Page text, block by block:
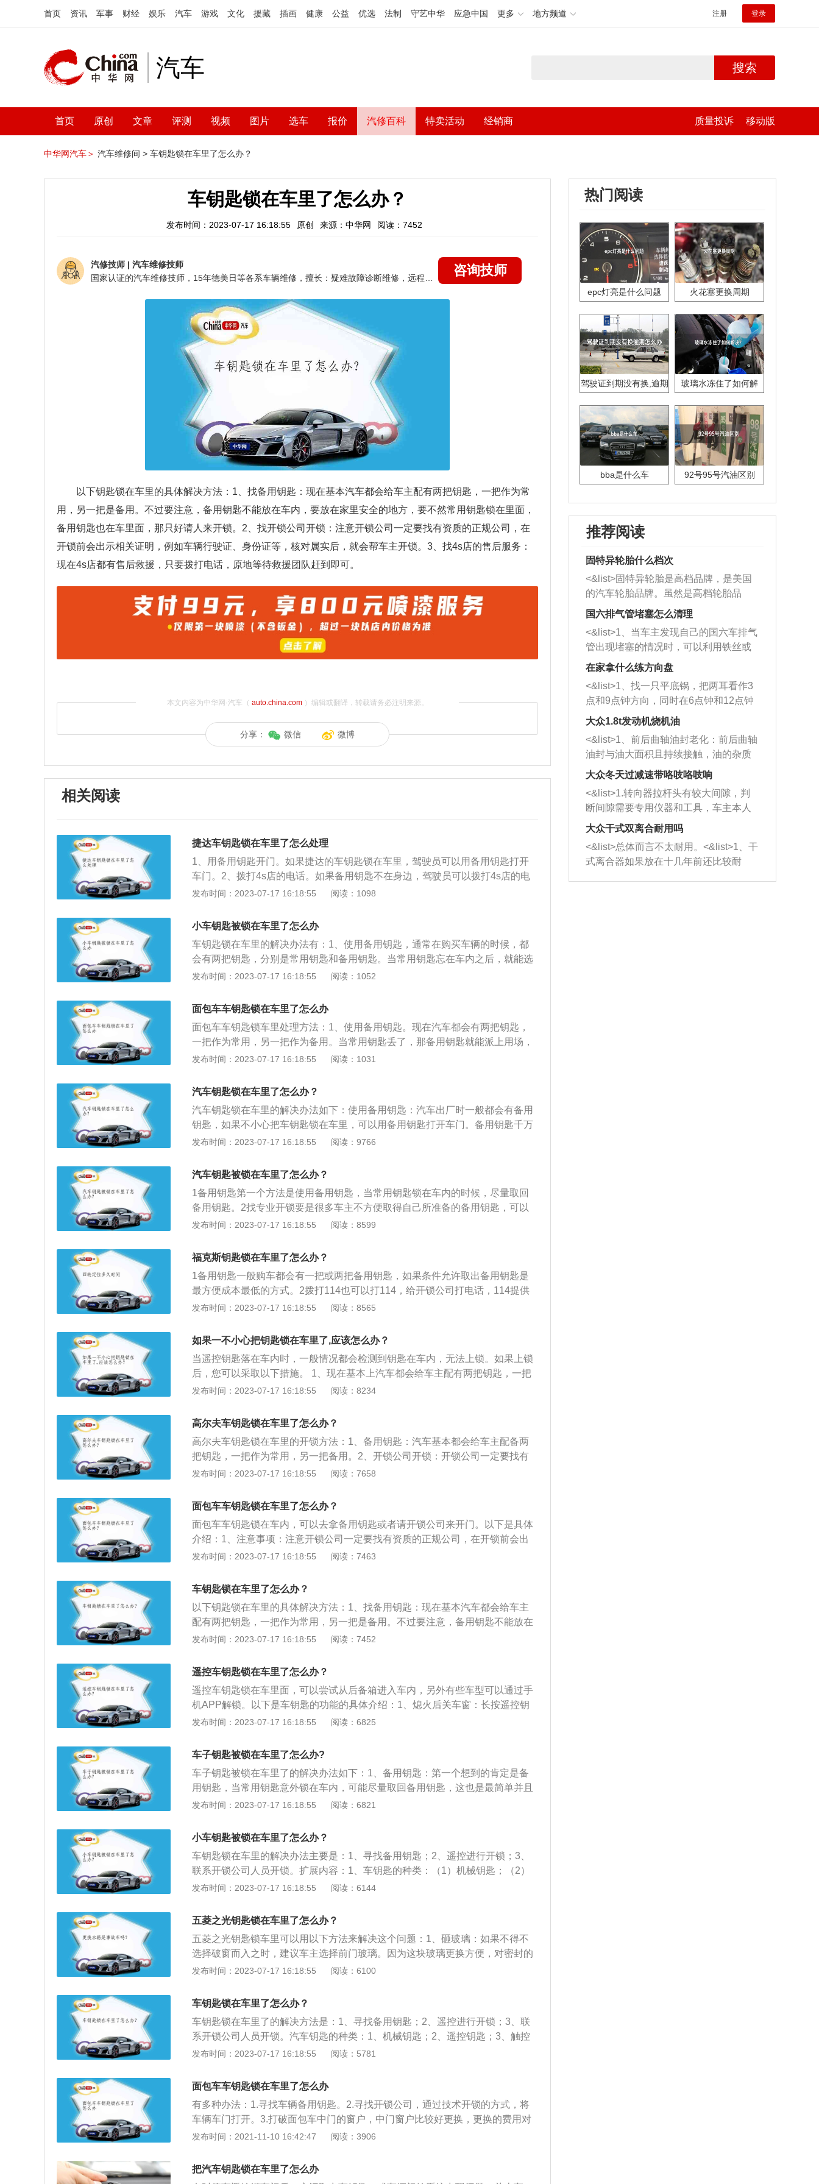
首页 资讯 军事 财经 娱乐 汽车 游戏 文化 援藏 插画 健康 公益 优选 法制 守艺中华 应急中国 更多 地方频道 注册 登录
汽车 搜索
首页 原创 文章 评测 视频 图片 选车 报价 汽修百科 特卖活动 经销商 质量投诉 移动版
中华网汽车＞ 汽车维修间 > 车钥匙锁在车里了怎么办？
车钥匙锁在车里了怎么办？
发布时间：2023-07-17 16:18:55 原创 来源：中华网 阅读：7452
汽修技师 | 汽车维修技师
咨询技师
以下钥匙锁在车里的具体解决方法：1、找备用钥匙：现在基本汽车都会给车主配有两把钥匙，一把作为常
用，另一把是备用。不过要注意，备用钥匙不能放在车内，要放在家里安全的地方，要不然常用钥匙锁在里面，
备用钥匙也在车里面，那只好请人来开锁。2、找开锁公司开锁：注意开锁公司一定要找有资质的正规公司，在
开锁前会出示相关证明，例如车辆行驶证、身份证等，核对属实后，就会帮车主开锁。3、找4s店的售后服务：
现在4s店都有售后救援，只要拨打电话，原地等待救援团队赶到即可。
本文内容为中华网·汽车（ auto.china.com）编辑或翻译，转载请务必注明来源。
分享： 微信 微博
相关阅读
捷达车钥匙锁在车里了怎么处理
1、用备用钥匙开门。如果捷达的车钥匙锁在车里，驾驶员可以用备用钥匙打开
车门。2、拨打4s店的电话。如果备用钥匙不在身边，驾驶员可以拨打4s店的电
话，请求救援。3、用铁丝打开车门。因为铁丝具有可塑性，驾驶员可以把铁丝
碎三角窗。如果实在没办法，驾驶员可以用石头或铁条等工具砸碎后三角窗，再
把手臂伸进去，拉动里面的把手，把车门打开。5、找开锁公司。驾驶员可以找
开锁公司开锁，一定要找有资质的正规开锁公司。驾驶员要注意遥控钥匙的保
养，不要总是把钥匙和金属物体放在一起，否则可能会对钥匙的无线电波的传播
造成影响，钥匙可能会失灵。也不要把钥匙与电子设备放在一起，否则会导致智
或遇到剧烈碰撞时，很容易损坏，驾驶员一定要保管好钥匙。
发布时间：2023-07-17 16:18:55 阅读：1098
小车钥匙被锁在车里了怎么办
车钥匙锁在车里的解决办法有：1、使用备用钥匙，通常在购买车辆的时候，都
会有两把钥匙，分别是常用钥匙和备用钥匙。当常用钥匙忘在车内之后，就能选
择备用钥匙开门。所以备用钥匙一般都放在家里，最好不要像普通钥匙一样随身
找专业的开锁公司帮忙，并且开锁公司必须要在公安局内备案，这样才会更有保
障性。3、使用手机遥控，如果车辆有安装汽车云钥匙系统的情况下，此时就能
使用手机遥控开锁。不过需要注意如果车辆所在的区域信号不是很好，或者周边
有干扰设备，可能就会导致手机遥控开锁效果并不理想。汽车云钥匙是继机械钥
匙，电子钥匙，智能钥匙之后的第四代汽车钥匙。配合硬件设备通过手机就可以
4、找厂家帮忙，如果车主没有找到备用钥匙，此时就能找厂家帮忙。根据车辆
的具体型号，明确了解清楚车钥匙的类型，然后携带机动车驾驶证、身份证等资
料，前往厂家配备新的钥匙。5、切断电源，目前大部分汽车锁钥匙都是电控
电，车门上的电子锁就会失效，就可以打开车，恢复供电了。6、砸玻璃，实在
维修率不高不能砸，最好砸车门玻璃。
发布时间：2023-07-17 16:18:55 阅读：1052
面包车车钥匙锁在车里了怎么办
面包车车钥匙锁车里处理方法：1、使用备用钥匙。现在汽车都会有两把钥匙，
一把作为常用，另一把作为备用。当常用钥匙丢了，那备用钥匙就能派上用场，
自己回去或者叫家人送来备用钥匙就可以打开车门。2、向4S店请求救援。如果
在有些高端车型安装了汽车联网的远程系统，如果汽车真的被误锁了，可以通过
厂家的售后服务系统进行电话求助，就可以顺利开锁。3、请开锁公司过来开
锁。开锁公司一定要找有资质的正规公司，他们在开锁前会出示相关证明，例如
车辆行驶证、身份证等，核对属实后，他们就会帮助开锁。4、砸玻璃。砸玻璃
是最快的方式，但是这种方法需要安装新玻璃的费用。现在有部分汽车有自动落
自己启动。所以这类车型的车主们要注意，离开车之前，一定要检查车钥匙是否
在手里。用实体钥匙启动车型的车主，则需要在熄火后拔出钥匙，并将钥匙带
走。
发布时间：2023-07-17 16:18:55 阅读：1031
汽车钥匙锁在车里了怎么办？
汽车钥匙锁在车里的解决办法如下：使用备用钥匙：汽车出厂时一般都会有备用
钥匙，如果不小心把车钥匙锁在车里，可以用备用钥匙打开车门。备用钥匙千万
不要放在车内，一定要放在家里安全的地方。找开锁公司：找开锁公司一定要找
部分车型的车门玻璃和车身之间有密封条，可以扯掉车窗的密封条，然后用铅丝
或者细绳在门钥匙位置顺着车窗缝隙往下放，套到车门栓后往上一拉即可打开车
门。砸玻璃：如果位置很偏僻，只能砸车玻璃，砸的时候要快准狠，一步到位，
以免误伤。
发布时间：2023-07-17 16:18:55 阅读：9766
汽车钥匙被锁在车里了怎么办？
1备用钥匙第一个方法是使用备用钥匙，当常用钥匙锁在车内的时候，尽量取回
备用钥匙。2找专业开锁要是很多车主不方便取得自己所准备的备用钥匙，可以
选择找专业的开锁公司帮忙。3砸开玻璃前门玻璃更换方便些，岁密封影响不
发布时间：2023-07-17 16:18:55 阅读：8599
福克斯钥匙锁在车里了怎么办？
1备用钥匙一般购车都会有一把或两把备用钥匙，如果条件允许取出备用钥匙是
最方便成本最低的方式。2拨打114也可以打114，给开锁公司打电话，114提供
的都是公安部门备案过的开锁公司。
发布时间：2023-07-17 16:18:55 阅读：8565
如果一不小心把钥匙锁在车里了,应该怎么办？
当遥控钥匙落在车内时，一般情况都会检测到钥匙在车内，无法上锁。如果上锁
后，您可以采取以下措施。 1、现在基本上汽车都会给车主配有两把钥匙，一把
作为常用，另一把是备用的。不过我们要注意，备用钥匙不要放在车内，要放在
开锁公司。在开锁前需要你出示相关证明，例如车辆行驶证、身份证等，核对属
实后，他们就会帮你开锁。开锁的价格有高有低，一般会根据开锁难度以及车辆
档次来定价。3、向4S店求助，现在4S店都有售后救援，只要你拨打电话，原地
等待救援团队赶到即可。车钥匙被锁在车里应该如何解决，你学会了吗？
发布时间：2023-07-17 16:18:55 阅读：8234
高尔夫车钥匙锁在车里了怎么办？
高尔夫车钥匙锁在车里的开锁方法：1、备用钥匙：汽车基本都会给车主配备两
把钥匙，一把作为常用，另一把备用。2、开锁公司开锁：开锁公司一定要找有
资质的正规公司，开锁前车主需要出示相关证明，例如车辆行驶证、身份证等。
可。4、使用铅丝开车门：一般车门贴合后，车门玻璃和车身之间有密封条，可
以扯掉车窗的密封条，用铅丝或者细绳在门钥匙位置顺着车窗缝隙往下放，套到
车门栓后往上拉即可打开车门，此方法并非所有车型都能操作。
发布时间：2023-07-17 16:18:55 阅读：7658
面包车车钥匙锁在车里了怎么办？
面包车车钥匙锁在车内，可以去拿备用钥匙或者请开锁公司来开门。以下是具体
介绍：1、注意事项：注意开锁公司一定要找有资质的正规公司，在开锁前会出
示相关证明，例如车辆行驶证、身份证等，核对属实后，就会帮助开锁。2、备
便捷。如果没有拿备用钥匙可以给4S店打电话，救援团队能够及时赶到解决车主
问题。
发布时间：2023-07-17 16:18:55 阅读：7463
车钥匙锁在车里了怎么办？
以下钥匙锁在车里的具体解决方法：1、找备用钥匙：现在基本汽车都会给车主
配有两把钥匙，一把作为常用，另一把是备用。不过要注意，备用钥匙不能放在
车内，要放在家里安全的地方，要不然常用钥匙锁在里面，备用钥匙也在车里
正规公司，在开锁前会出示相关证明，例如车辆行驶证、身份证等，核对属实
后，就会帮车主开锁。3、找4s店的售后服务：现在4s店都有售后救援，只要拨
打电话，原地等待救援团队赶到即可。
发布时间：2023-07-17 16:18:55 阅读：7452
遥控车钥匙锁在车里了怎么办？
遥控车钥匙锁在车里面，可以尝试从后备箱进入车内，另外有些车型可以通过手
机APP解锁。以下是车钥匙的功能的具体介绍：1、熄火后关车窗：长按遥控钥
匙上的锁车键，即可关上车窗。普通家轿上也有可能配备。2、停车场寻车：部
刺耳的鸣笛声告知它所在的位置，方便在车较多的地方快速找到汽车。3、自动
开后备厢：很多车型的遥控钥匙上有一个开启后备厢的按键，长按后备厢开锁
键，后备厢会自动打开。4、无钥匙进入：需要携带汽车钥匙，车钥匙靠近汽车
会自动和汽车的解码器匹配，按汽车门把手上的解锁按钮即可解锁。
发布时间：2023-07-17 16:18:55 阅读：6825
车子钥匙被锁在车里了怎么办?
车子钥匙被锁在车里了的解决办法如下：1、备用钥匙：第一个想到的肯定是备
用钥匙，当常用钥匙意外锁在车内，可能尽量取回备用钥匙，这也是最简单并且
损失最小的办法。所以开车时备用钥匙尽量不要带在身上以免丢失后造成不必要
量”的车窗下手。方法是拿一个长点的比较坚硬的铁丝顺着缝隙插进去，如果车子
在着车状态下，将铁丝的插到门窗控制器上，按一下窗户便可打开。3、从玻璃
找突破点：擦净门窗玻璃，然后张开双手，手掌贴紧玻璃上下摇晃，并慢慢往下
拉，玻璃有时会逐渐往下沉，一旦出现空隙，就可以用铁丝够到钥匙或打开车
门。
发布时间：2023-07-17 16:18:55 阅读：6821
小车钥匙被锁在车里了怎么办？
车钥匙锁在车里的解决办法主要是：1、寻找备用钥匙；2、遥控进行开锁；3、
联系开锁公司人员开锁。扩展内容：1、车钥匙的种类：（1）机械钥匙；（2）
遥控钥匙；（3）触控液晶屏钥匙；（4）智能手环钥匙。2、车钥匙的工作原理
码，由该系统的执行器执行开锁闭锁的动作。3、车钥匙的功能是：（1）利用遥
控报警装置，快速寻找车辆；（2）熄火后关车窗；（3）自动打开后备箱；
（4）选择性打开驾驶室车门。
发布时间：2023-07-17 16:18:55 阅读：6144
五菱之光钥匙锁在车里了怎么办？
五菱之光钥匙锁车里可以用以下方法来解决这个问题：1、砸玻璃：如果不得不
选择破窗而入之时，建议车主选择前门玻璃。因为这块玻璃更换方便，对密封的
影响不大。切记不要徒手砸，避免受伤。2、找开锁公司：找开锁公司，可以不
打当地110，让警方帮助推荐开锁公司。这样避免了遇到一些没有资质，或者有
不法企图的非法开锁公司。4、备用钥匙：当常用钥匙意外锁在车内，可能的话
尽量取回备用钥匙，这也是最简单并且损失最小的办法。但有的备用钥匙只能打
开车门和启动发动机，而无法开启行李舱和杂物箱。
发布时间：2023-07-17 16:18:55 阅读：6100
车钥匙锁在车里了怎么办？
车钥匙锁在车里了的解决方法是：1、寻找备用钥匙；2、遥控进行开锁；3、联
系开锁公司人员开锁。汽车钥匙的种类：1、机械钥匙；2、遥控钥匙；3、触控
液晶屏钥匙；4、智能手环钥匙。汽车钥匙的工作原理是：钥匙发出电波，由汽
开锁闭锁的动作。汽车钥匙的功能是：1、利用遥控报警装置，快速寻找车辆；
2、熄火后关车窗；3、自动打开后备箱；4、选择性打开驾驶室车门。
发布时间：2023-07-17 16:18:55 阅读：5781
面包车车钥匙锁在车里了怎么办
有多种办法：1.寻找车辆备用钥匙。2.寻找开锁公司，通过技术开锁的方式，将
车辆车门打开。3.打破面包车中门的窗户，中门窗户比较好更换，更换的费用对
比于前排玻璃也会少一些。离开车辆时一定要携带钥匙，避免出现误锁的情况。
车辆的常用钥匙出现丢失的时候，可以使用备用钥匙打开车辆，如果备用钥匙放
在家中，可以让家里人来送过来，备用钥匙千万不要放在车辆里面，如果两把钥
发布时间：2021-11-10 16:42:47 阅读：3906
把汽车钥匙锁在车里了怎么办
热门阅读
epc灯亮是什么问题 火花塞更换周期
驾驶证到期没有换,逾期
玻璃水冻住了如何解
bba是什么车 92号95号汽油区别
推荐阅读
固特异轮胎什么档次
<&list>固特异轮胎是高档品牌，是美国
的汽车轮胎品牌。虽然是高档轮胎品
牌，但是中高低端的轮胎都有生产，这
也是为了更好的开拓市场。
国六排气管堵塞怎么清理
<&list>1、当车主发现自己的国六车排气
管出现堵塞的情况时，可以利用铁丝或
者是细棍，直接将杂物给取出来，如果
堵塞情况比较严重，也可以采取应急措
施。 <&list>2、直接利用木棍将所有的
杂物推到排气管里面的位置处，然后将
三元催化器拆解开，就可以将堵塞的东
西取出来。但如果是因为积碳过多引起
的堵塞，就需要将三元催化器泡在草酸
洗剂对堵塞的情况得到解决，将清洗剂
放在燃油箱中，与燃油混合后，车辆启
动时，就可以和汽油一起进入到燃烧
室，最后形成废气排出，就可以让三元
催化器得到清洗，排气管堵塞的情况就
能够得到解决。
在家拿什么练方向盘
<&list>1、找一只平底锅，把两耳看作3
点和9点钟方向，同时在6点钟和12点钟
方向做一个标记。 <&list>2、双手握住
一圈半的练习，往右同样也要打相同的
圈数。 <&list>3、最后强调要反复练
习，这样就可以形成肌肉记忆，在真实
驾驶车辆时，不需要记忆也能打好方
向。
大众1.8t发动机烧机油
<&list>1、前后曲轴油封老化：前后曲轴
油封与油大面积且持续接触，油的杂质
和发动机内持续温度变化使其密封效果
逐渐减弱，导致渗油或漏油。<&list>2、
活塞间隙过大：积碳会使活塞环与缸体
的间隙扩大，导致机油流入燃烧室中，
造成烧机油。<&list>3、机油粘度。使用
机油粘度过小的话，同样会有烧机油现
象，机油粘度过小具有很好的流动性，
大众冬天过减速带咯吱咯吱响
<&list>1.转向器拉杆头有较大间隙，判
断间隙需要专用仪器和工具，车主本人
无法制作，需要将车辆送到修理厂或4s
店；<&list>2.车辆半轴套管防尘罩破
裂，破裂后会出现漏油现象，使半轴磨
损严重，磨损的半轴容易损坏，产生异
响；<&list>3.稳定器的转向胶套和球头
大众干式双离合耐用吗
<&list>总体而言不太耐用。<&list>1、干
式离合器如果放在十几年前还比较耐